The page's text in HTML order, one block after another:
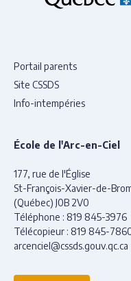
Portail parents
Site CSSDS
Info-intempéries
École de l'Arc-en-Ciel
177, rue de l'Église
St-François-Xavier-de-
(Québec) J0B 2V0
Téléphone : 819 845-3976
Télécopieur : 819 845-
arcenciel@cssds.gouv.qc.ca